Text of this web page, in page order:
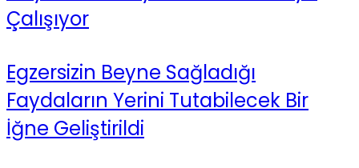
Çalışıyor
Egzersizin Beyne Sağladığı
Faydaların Yerini Tutabilecek Bir
İğne Geliştirildi